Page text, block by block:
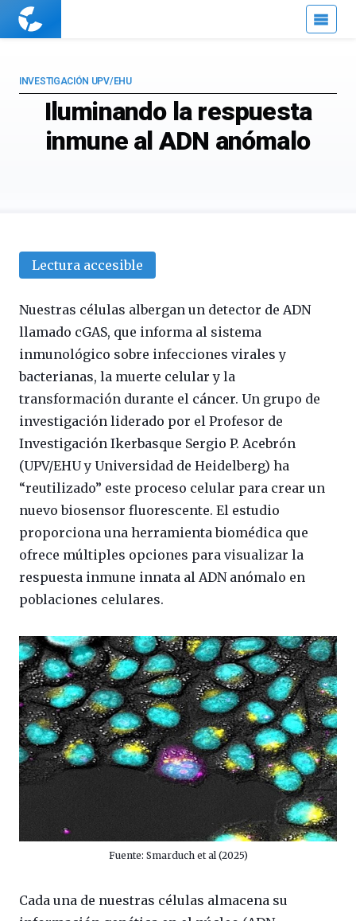
Cuaderno
Iluminando la respuesta
inmune al ADN anómalo
INVESTIGACIÓN UPV/EHU
Lectura accesible
Nuestras células albergan un detector de ADN
llamado cGAS, que informa al sistema
inmunológico sobre infecciones virales y
bacterianas, la muerte celular y la
transformación durante el cáncer. Un grupo de
investigación liderado por el Profesor de
Investigación Ikerbasque Sergio P. Acebrón
(UPV/EHU y Universidad de Heidelberg) ha
“reutilizado” este proceso celular para crear un
nuevo biosensor fluorescente. El estudio
proporciona una herramienta biomédica que
ofrece múltiples opciones para visualizar la
respuesta inmune innata al ADN anómalo en
poblaciones celulares.
Fuente: Smarduch et al (2025)
Cada una de nuestras células almacena su